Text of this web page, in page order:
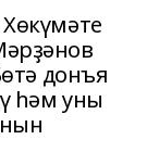
донъя
һәм уны